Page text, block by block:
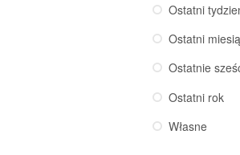
Ostatni
Ostatni
Ostatnie
Ostatni rok
Własne